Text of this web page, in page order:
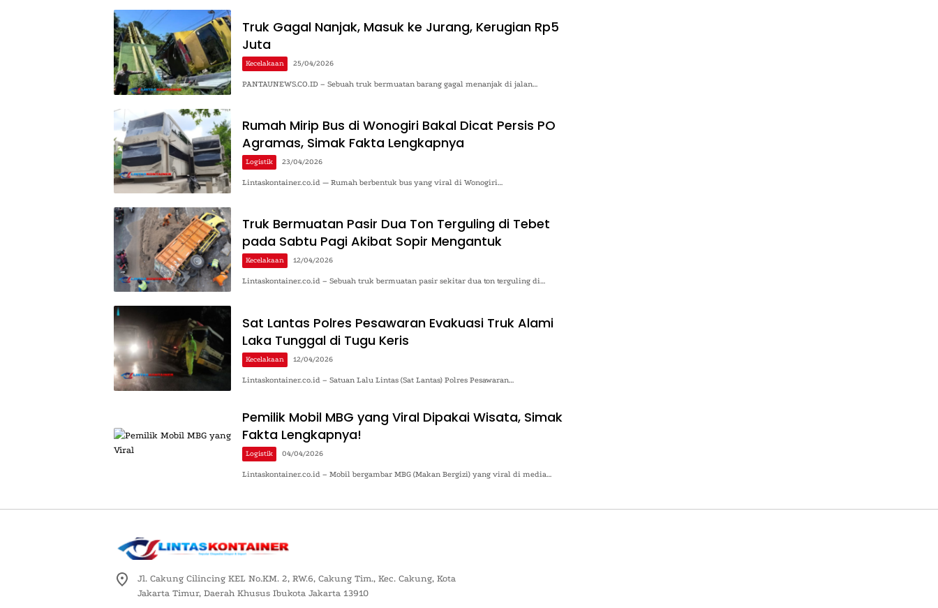
Truk Gagal Nanjak, Masuk ke Jurang, Kerugian Rp5
Juta
Kecelakaan 25/04/2026
PANTAUNEWS.CO.ID – Sebuah truk bermuatan barang gagal menanjak di jalan…
Rumah Mirip Bus di Wonogiri Bakal Dicat Persis PO
Agramas, Simak Fakta Lengkapnya
Logistik 23/04/2026
Lintaskontainer.co.id — Rumah berbentuk bus yang viral di Wonogiri…
Truk Bermuatan Pasir Dua Ton Terguling di Tebet
pada Sabtu Pagi Akibat Sopir Mengantuk
Kecelakaan 12/04/2026
Lintaskontainer.co.id – Sebuah truk bermuatan pasir sekitar dua ton terguling di…
Sat Lantas Polres Pesawaran Evakuasi Truk Alami
Laka Tunggal di Tugu Keris
Kecelakaan 12/04/2026
Lintaskontainer.co.id – Satuan Lalu Lintas (Sat Lantas) Polres Pesawaran…
Pemilik Mobil MBG yang Viral Dipakai Wisata, Simak
Fakta Lengkapnya!
Logistik 04/04/2026
Lintaskontainer.co.id – Mobil bergambar MBG (Makan Bergizi) yang viral di media…
Jl. Cakung Cilincing KEL No.KM. 2, RW.6, Cakung Tim., Kec. Cakung, Kota
Jakarta Timur, Daerah Khusus Ibukota Jakarta 13910